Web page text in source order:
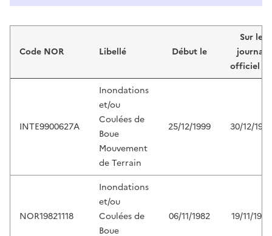
Code NOR Libellé Début le
Sur le
journal
officiel du
INTE9900627A
Inondations
et/ou
Coulées de
Boue
Mouvement
de Terrain
25/12/1999 30/12/1999
NOR19821118
Inondations
et/ou
Coulées de
Boue
06/11/1982 19/11/1982